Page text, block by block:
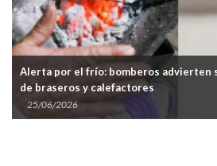
Alerta por el frío: bomberos advierten
de braseros y calefactores
25/06/2026